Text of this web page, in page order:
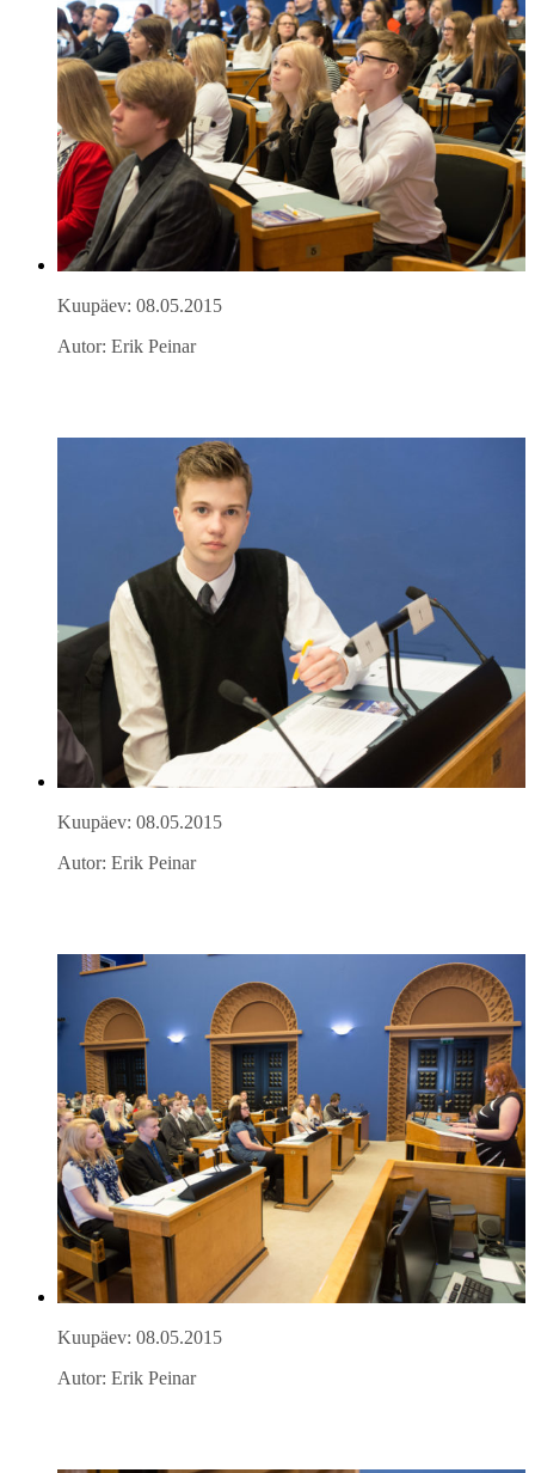
Kuupäev: 08.05.2015
Autor: Erik Peinar
Kuupäev: 08.05.2015
Autor: Erik Peinar
Kuupäev: 08.05.2015
Autor: Erik Peinar